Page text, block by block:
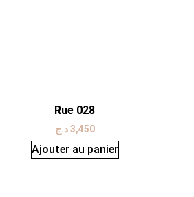
Rue 028
3,450 د.ج
Ajouter au panier